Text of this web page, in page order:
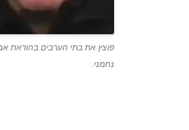
פוצץ את בתי הערבים בהוראת
נחמני.